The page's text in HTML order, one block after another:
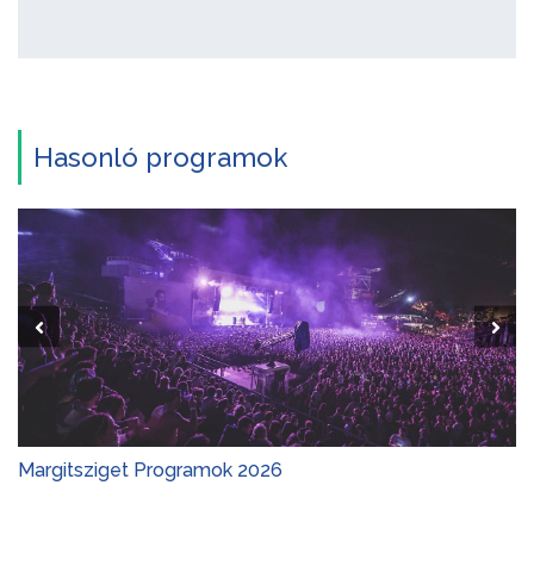
Hasonló programok
Margitsziget Programok 2026